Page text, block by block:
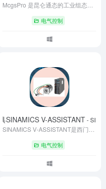
电气控制
SINAMICS V-ASSISTANT-
电气控制